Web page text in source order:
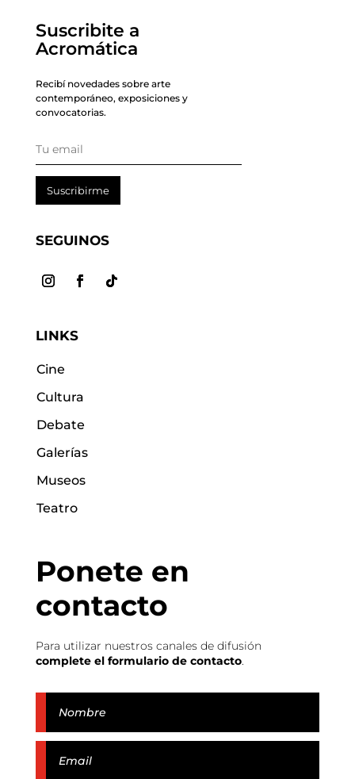
Suscribite a
Acromática
Recibí novedades sobre arte
contemporáneo, exposiciones y
convocatorias.
Suscribirme
SEGUINOS
LINKS
Cine
Cultura
Debate
Galerías
Museos
Teatro
Ponete en
contacto
Para utilizar nuestros canales de difusión
complete el formulario de contacto.